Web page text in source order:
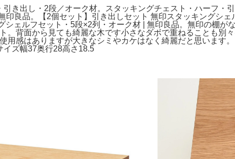
き出し・2段／オーク材。スタッキングチェスト・ハーフ・
印良品。【2個セット】引き出しセット 無印スタッキングシ
シェルフセット・5段×2列・オーク材 | 無印良品。無印の棚が
。背面から見ても綺麗な木です小さなダボで重ねることも別
用感はありますが大きなシミやカケはなく綺麗だと思いま
ズ幅37奥行28高さ18.5